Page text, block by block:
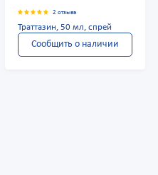
2 отзыва
Траттазин, 50 мл, спрей
Сообщить о наличии